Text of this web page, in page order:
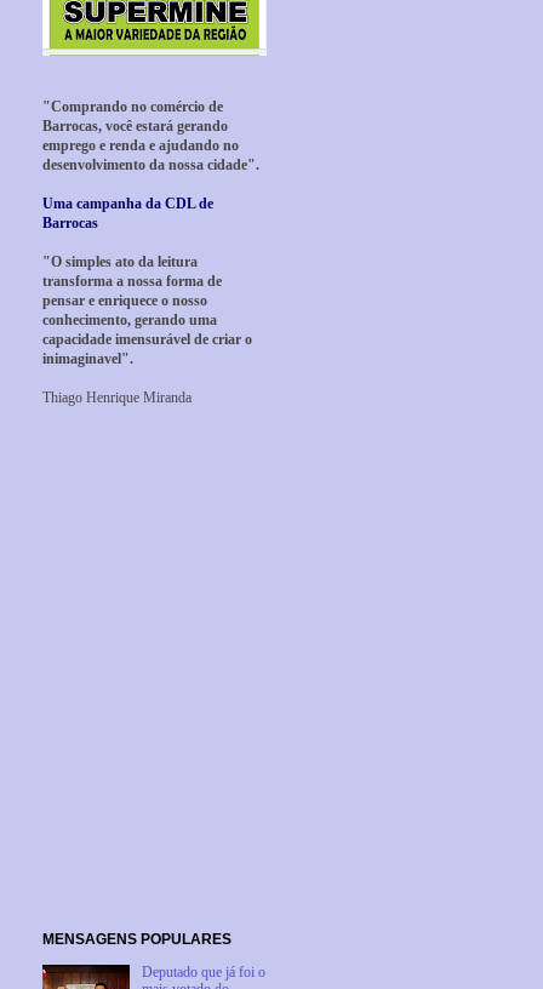
"Comprando no comércio de
Barrocas, você estará gerando
emprego e renda e ajudando no
desenvolvimento da nossa cidade".
Uma campanha da CDL de
Barrocas
"O simples ato da leitura
transforma a nossa forma de
pensar e enriquece o nosso
conhecimento, gerando uma
capacidade imensurável de criar o
inimaginavel".
Thiago Henrique Miranda
MENSAGENS POPULARES
Deputado que já foi o